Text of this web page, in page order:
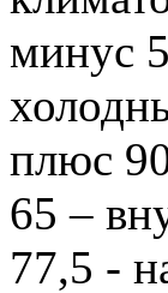
минус
плюс
65 –
77,5 -